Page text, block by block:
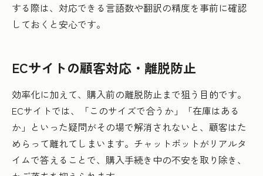
する際は、対応できる言語数や翻訳の精度を事前に確認
しておくと安心です。
ECサイトの顧客対応・離脱防止
効率化に加えて、購入前の離脱防止まで狙う目的です。
ECサイトでは、「このサイズで合うか」「在庫はある
か」といった疑問がその場で解消されないと、顧客はた
めらって離れてしまいます。チャットボットがリアルタ
イムで答えることで、購入手続き中の不安を取り除き、